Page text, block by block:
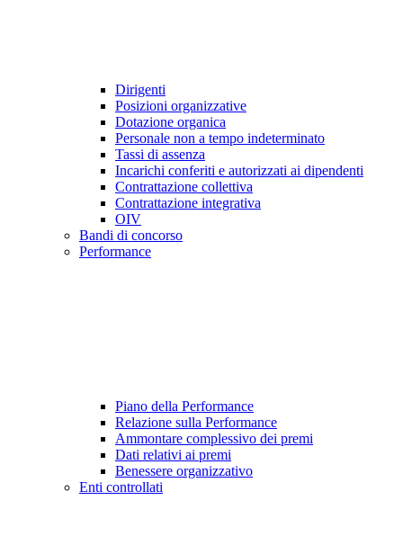
Dirigenti
Posizioni organizzative
Dotazione organica
Personale non a tempo indeterminato
Tassi di assenza
Incarichi conferiti e autorizzati ai dipendenti
Contrattazione collettiva
Contrattazione integrativa
OIV
Bandi di concorso
Performance
Piano della Performance
Relazione sulla Performance
Ammontare complessivo dei premi
Dati relativi ai premi
Benessere organizzativo
Enti controllati